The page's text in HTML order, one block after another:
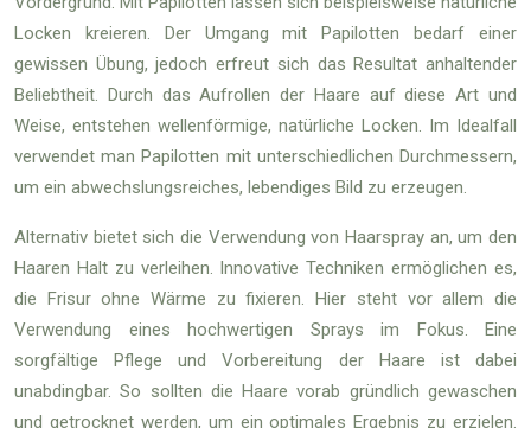
Locken kreieren. Der Umgang mit Papilotten bedarf einer
gewissen Übung, jedoch erfreut sich das Resultat anhaltender
Beliebtheit. Durch das Aufrollen der Haare auf diese Art und
Weise, entstehen wellenförmige, natürliche Locken. Im Idealfall
verwendet man Papilotten mit unterschiedlichen Durchmessern,
um ein abwechslungsreiches, lebendiges Bild zu erzeugen.
Alternativ bietet sich die Verwendung von Haarspray an, um den
Haaren Halt zu verleihen. Innovative Techniken ermöglichen es,
die Frisur ohne Wärme zu fixieren. Hier steht vor allem die
Verwendung eines hochwertigen Sprays im Fokus. Eine
sorgfältige Pflege und Vorbereitung der Haare ist dabei
unabdingbar. So sollten die Haare vorab gründlich gewaschen
und getrocknet werden, um ein optimales Ergebnis zu erzielen.